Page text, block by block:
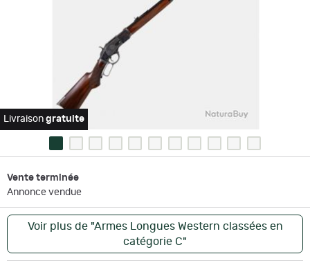
Livraison gratuite
Vente terminée
Annonce vendue
Voir plus de "Armes Longues Western classées en
catégorie C"